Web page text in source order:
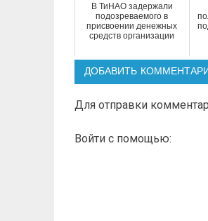
В ТиНАО задержали
подозреваемого в
присвоении денежных
средств организации
ДОБАВИТЬ
Для отправки
Войти с помощью: